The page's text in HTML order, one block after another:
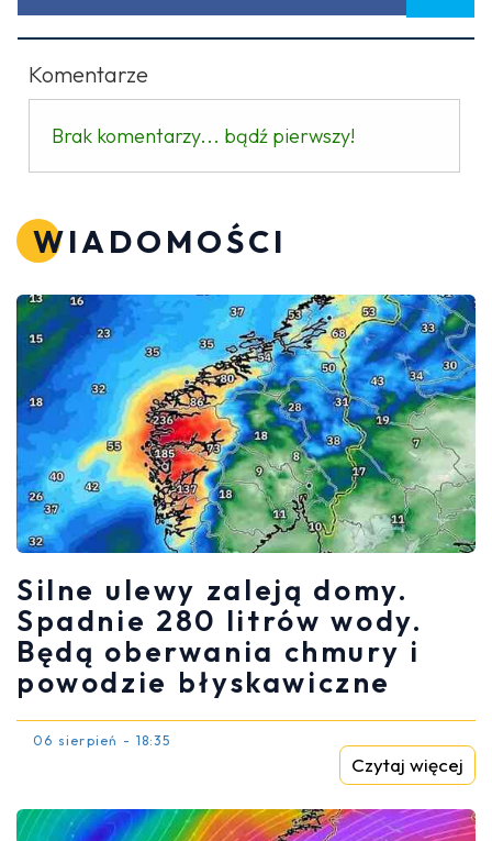
Komentarze
Brak komentarzy... bądź pierwszy!
WIADOMOŚCI
Silne ulewy zaleją domy.
Spadnie 280 litrów wody.
Będą oberwania chmury i
powodzie błyskawiczne
06 sierpień - 18:35
Czytaj więcej